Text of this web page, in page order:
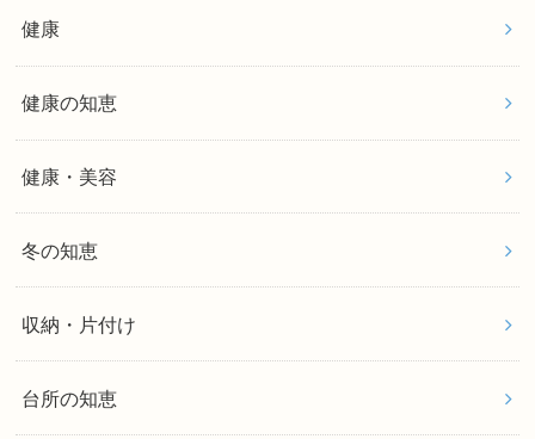
健康
健康の知恵
健康・美容
冬の知恵
収納・片付け
台所の知恵